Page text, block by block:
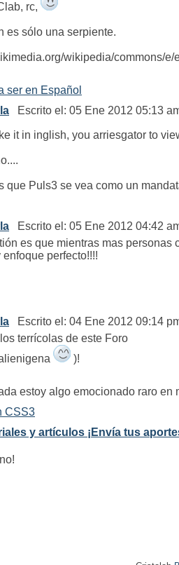
rc,
es sólo una serpiente.
wikipedia/commons/
ser en Español
Escrito el: 05 Ene 2012 05:13
it in inglish, you arriesgator to
que Puls3 se vea como un
Escrito el: 05 Ene 2012 04:42
es que mientras mas
perfecto!!!!
Escrito el: 04 Ene 2012 09:14
terrícolas de este Foro
)!
estoy algo emocionado raro en
CSS3
y artículos ¡Envía tus